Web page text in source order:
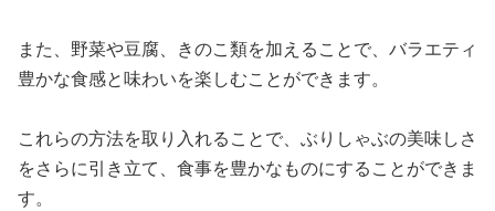
また、野菜や豆腐、きのこ類を加えることで、バラエティ
豊かな食感と味わいを楽しむことができます。
これらの方法を取り入れることで、ぶりしゃぶの美味しさ
をさらに引き立て、食事を豊かなものにすることができま
す。